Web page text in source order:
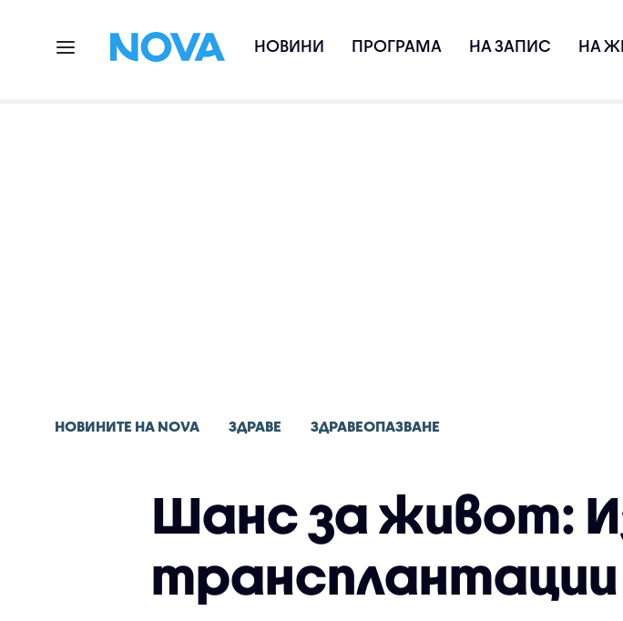
НОВИНИ ПРОГРАМА НА ЗАПИС НА
НОВИНИТЕ НА NOVA ЗДРАВЕ ЗДРАВЕОПАЗВАНЕ
Шанс за живот:
трансплантации